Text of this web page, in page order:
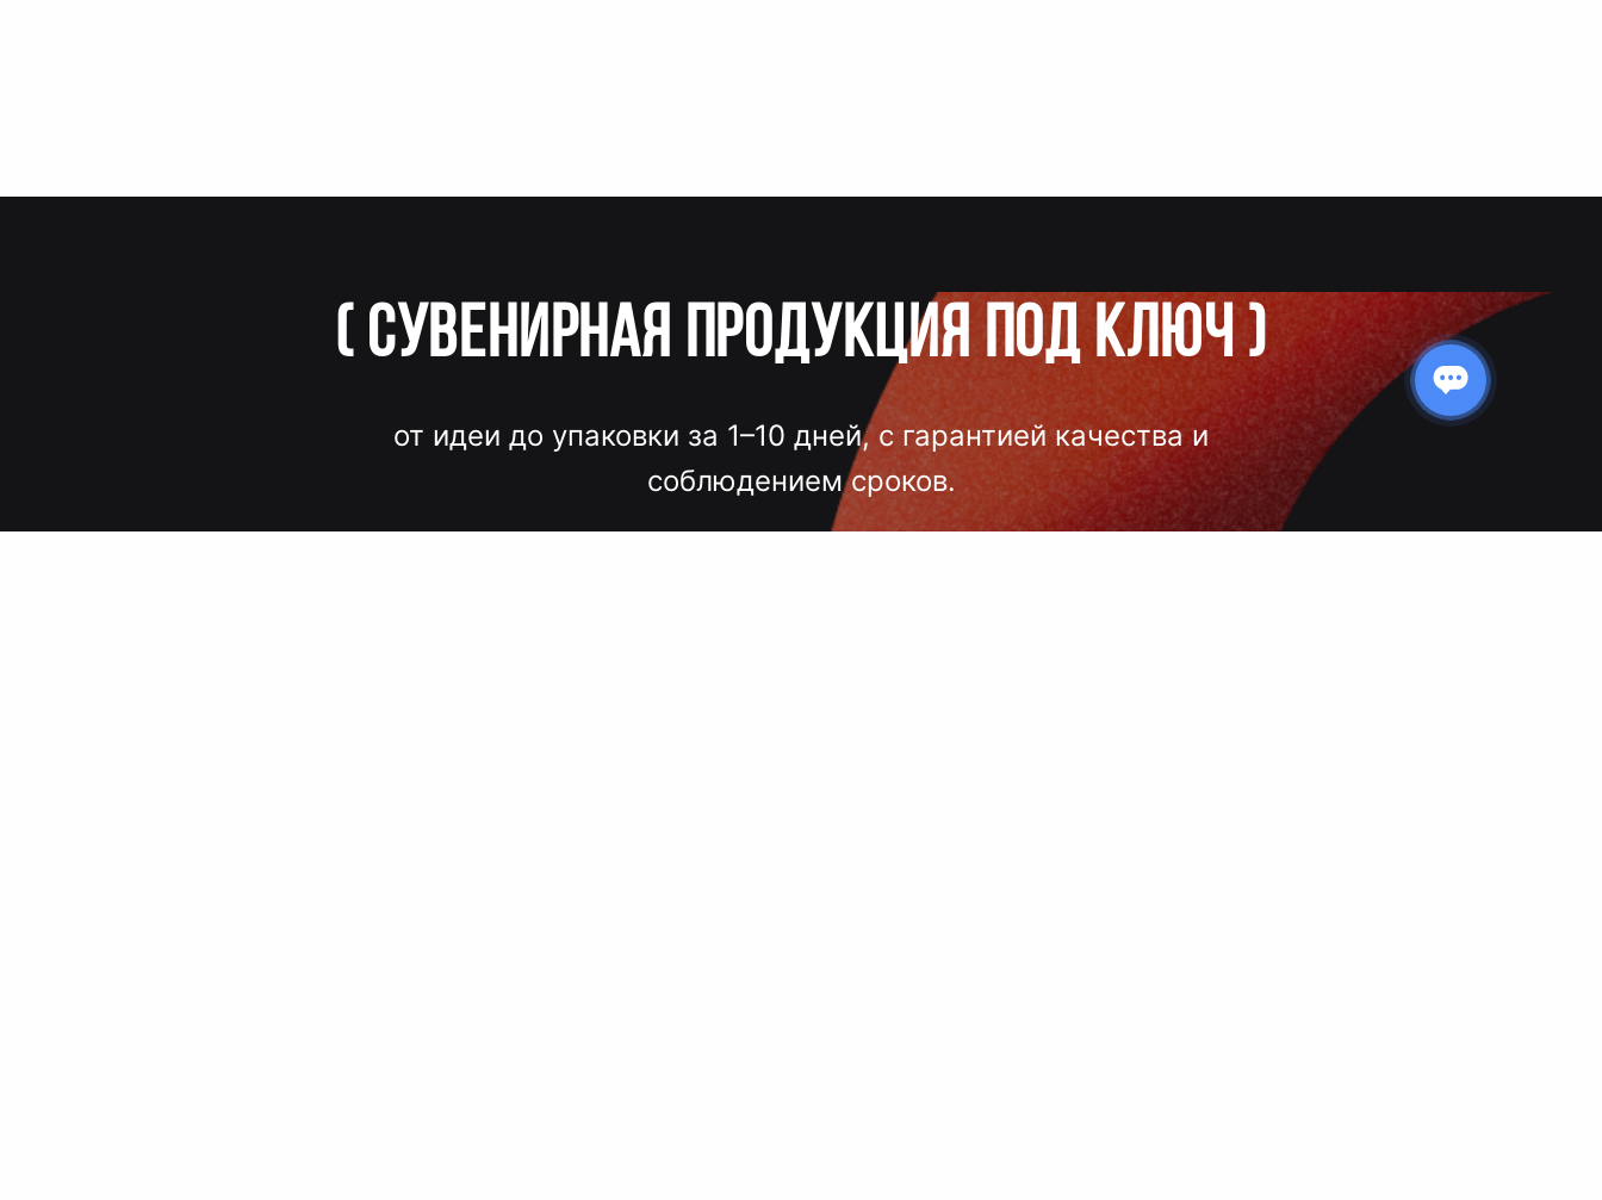
( Сувенирная продукция под ключ)
от идеи до упаковки за 1–10 дней, с гарантией качества и
соблюдением сроков.